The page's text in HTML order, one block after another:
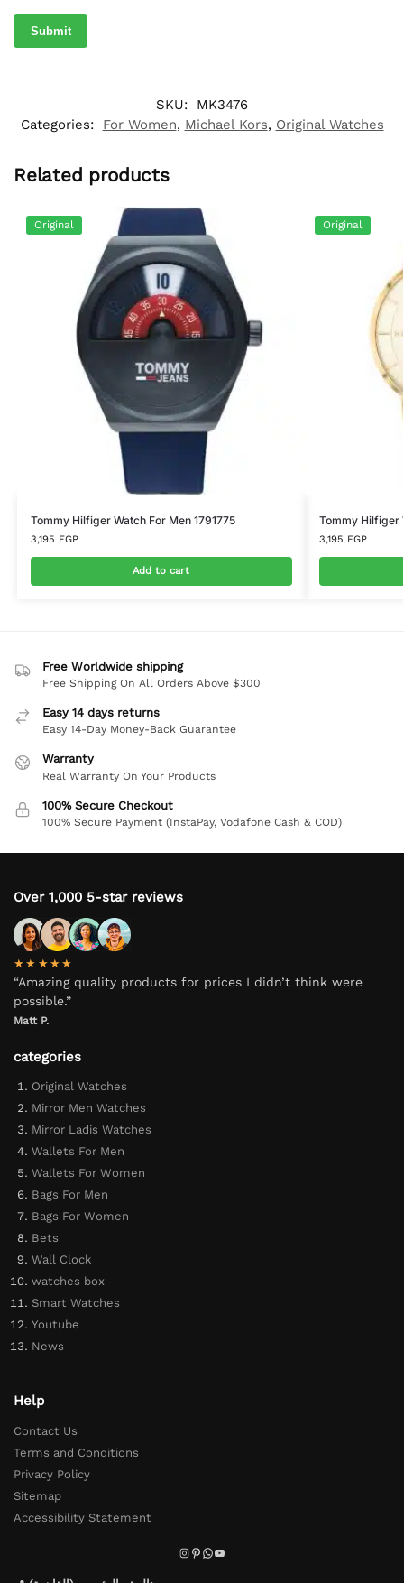
SKU:
MK3476
Categories:
For Women, Michael Kors, Original Watches
Related products
Original
Tommy Hilfiger Watch For Men 1791775
3,195 EGP
Add to cart
Original
Tommy Hilfiger
3,195 EGP
Free Worldwide shipping
Free Shipping On All Orders Above $300
Easy 14 days returns
Easy 14-Day Money-Back Guarantee
Warranty
Real Warranty On Your Products
100% Secure Checkout
100% Secure Payment (InstaPay, Vodafone Cash & COD)
Over 1,000 5-star reviews
★★★★★
“Amazing quality products for prices I didn’t think were
possible.”
Matt P.
categories
Original Watches
Mirror Men Watches
Mirror Ladis Watches
Wallets For Men
Wallets For Women
Bags For Men
Bags For Women
Bets
Wall Clock
watches box
Smart Watches
Youtube
News
Help
Contact Us
Terms and Conditions
Privacy Policy
Sitemap
Accessibility Statement